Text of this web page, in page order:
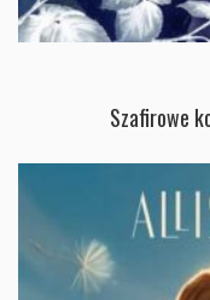
Szafirowe